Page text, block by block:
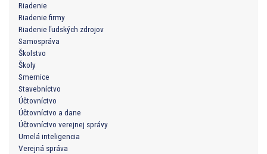
Riadenie
Riadenie firmy
Riadenie ľudských zdrojov
Samospráva
Školstvo
Školy
Smernice
Stavebníctvo
Účtovníctvo
Účtovníctvo a dane
Účtovníctvo verejnej správy
Umelá inteligencia
Verejná správa